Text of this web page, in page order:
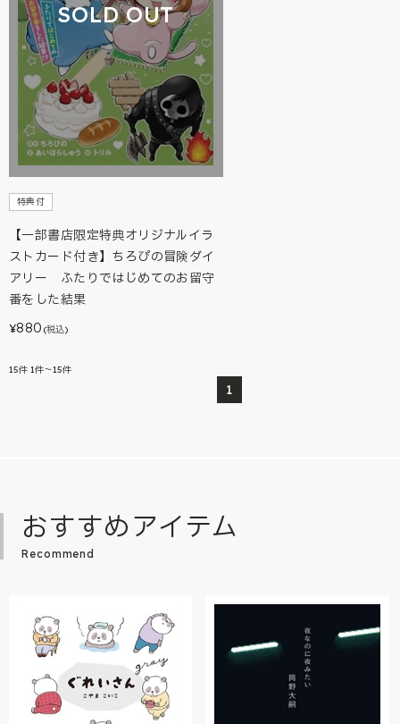
SOLD OUT
特典付
【一部書店限定特典オリジナルイラ
ストカード付き】ちろぴの冒険ダイ
アリー ふたりではじめてのお留守
番をした結果
¥880 (税込)
15件 1件～15件
1
おすすめアイテム
Recommend